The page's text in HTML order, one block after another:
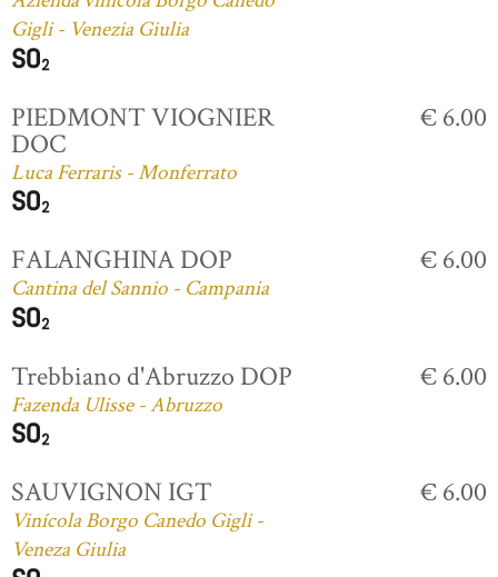
Gigli - Venezia Giulia
PIEDMONT VIOGNIER
DOC
Luca Ferraris - Monferrato
€ 6.00
FALANGHINA DOP
Cantina del Sannio - Campania
€ 6.00
Trebbiano d'Abruzzo DOP
Fazenda Ulisse - Abruzzo
€ 6.00
SAUVIGNON IGT
Vinícola Borgo Canedo Gigli -
Veneza Giulia
€ 6.00